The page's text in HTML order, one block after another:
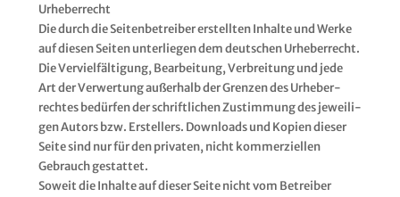
Urhe­ber­recht
Die durch die Sei­ten­be­trei­ber erstell­ten Inhal­te und Wer­ke
auf die­sen Sei­ten unter­lie­gen dem deut­schen Urhe­ber­recht.
Die Ver­viel­fäl­ti­gung, Bear­bei­tung, Ver­brei­tung und jede
Art der Ver­wer­tung außer­halb der Gren­zen des Urhe­ber­
rech­tes bedür­fen der schrift­li­chen Zustim­mung des jewei­li­
gen Autors bzw. Erstel­lers. Down­loads und Kopien die­ser
Sei­te sind nur für den pri­va­ten, nicht kom­mer­zi­el­len
Gebrauch gestat­tet.
Soweit die Inhal­te auf die­ser Sei­te nicht vom Betrei­ber